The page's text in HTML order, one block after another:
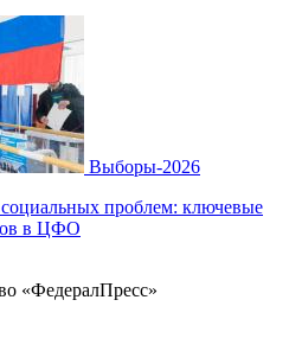
Выборы-2026
проблем: ключевые
в ЦФО
«ФедералПресс»